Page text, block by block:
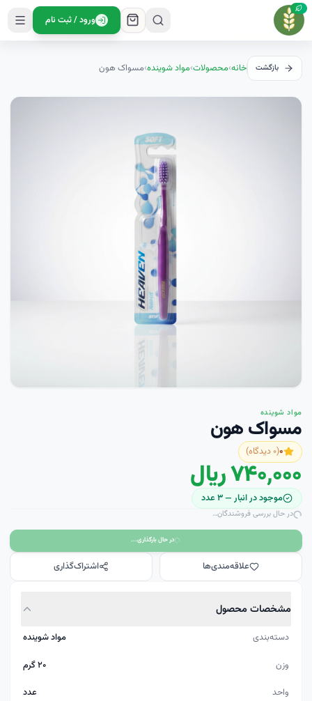
ورود / ثبت نام
بازگشت خانه›محصولات›مواد شوینده›مسواک هون
مواد شوینده
مسواک هون
۰(۰ دیدگاه)
۷۴۰٬۰۰۰ ریال
موجود در انبار —۳عدد
در حال بررسی فروشندگان…
در حال بارگذاری...
علاقه‌مندی‌ها اشتراک‌گذاری
مشخصات محصول
دسته‌بندی
مواد شوینده
وزن
۲۰ گرم
واحد
عدد